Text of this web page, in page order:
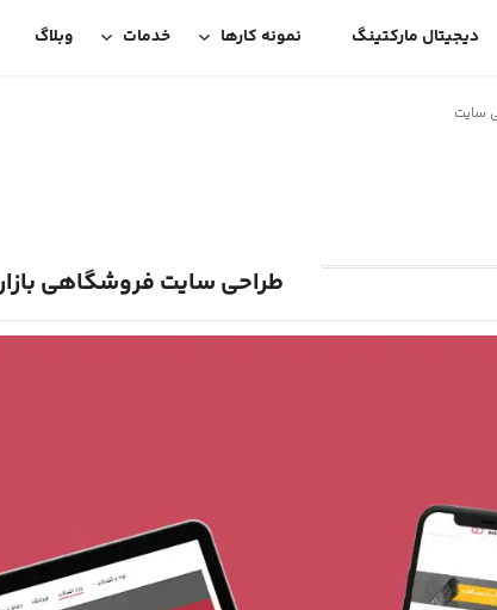
دیجیتال مارکتینگ نمونه کارها خدمات وبلاگ
سایت
طراحی سایت فروشگاهی